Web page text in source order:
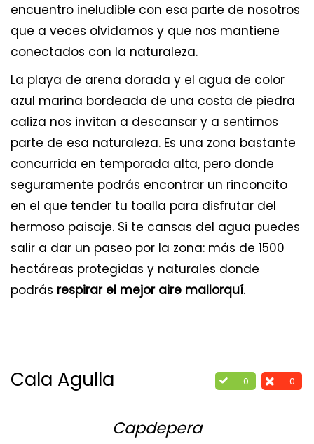
encuentro ineludible con esa parte de nosotros
que a veces olvidamos y que nos mantiene
conectados con la naturaleza.
La playa de arena dorada y el agua de color
azul marina bordeada de una costa de piedra
caliza nos invitan a descansar y a sentirnos
parte de esa naturaleza. Es una zona bastante
concurrida en temporada alta, pero donde
seguramente podrás encontrar un rinconcito
en el que tender tu toalla para disfrutar del
hermoso paisaje. Si te cansas del agua puedes
salir a dar un paseo por la zona: más de 1500
hectáreas protegidas y naturales donde
podrás respirar el mejor aire mallorquí.
0 0
Cala Agulla
Capdepera